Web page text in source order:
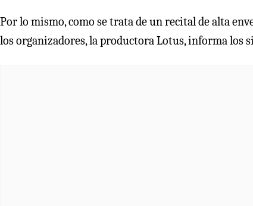
Por lo mismo, como se trata de un recital de alta
los organizadores, la productora Lotus, informa los